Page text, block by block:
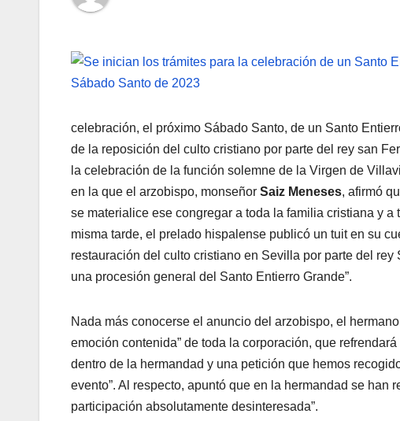
celebración, el próximo Sábado Santo, de un Santo
de la reposición del culto cristiano por parte del rey san
la celebración de la función solemne de la Virgen de
en la que el arzobispo, monseñor Saiz Meneses, afirmó
se materialice ese congregar a toda la familia cristiana y
misma tarde, el prelado hispalense publicó un tuit en su
restauración del culto cristiano en Sevilla por parte del
una procesión general del Santo Entierro Grande”.
Nada más conocerse el anuncio del arzobispo, el hermano
emoción contenida” de toda la corporación, que
dentro de la hermandad y una petición que hemos
evento”. Al respecto, apuntó que en la hermandad se han
participación absolutamente desinteresada”.